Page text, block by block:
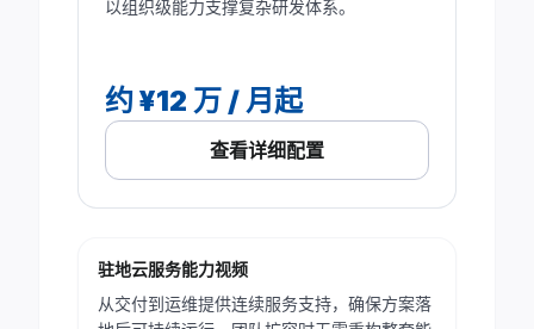
以组织级能力支撑复杂研发体系。
约 ¥12 万 / 月起
查看详细配置
驻地云服务能力视频
从交付到运维提供连续服务支持，确保方案落
WATCH
·
服